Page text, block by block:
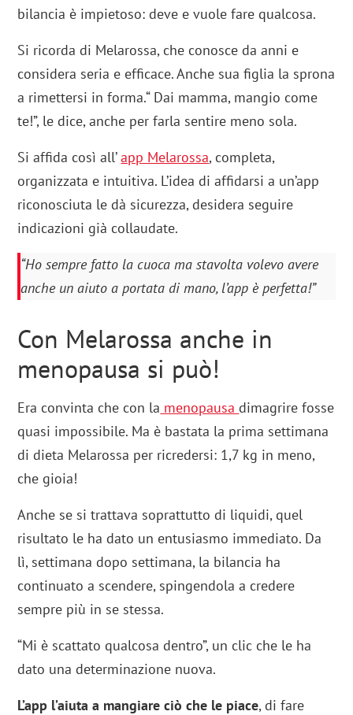
bilancia è impietoso: deve e vuole fare qualcosa.
Si ricorda di Melarossa, che conosce da anni e
considera seria e efficace. Anche sua figlia la sprona
a rimettersi in forma.“ Dai mamma, mangio come
te!”, le dice, anche per farla sentire meno sola.
Si affida così all’app Melarossa, completa,
organizzata e intuitiva. L’idea di affidarsi a un’app
riconosciuta le dà sicurezza, desidera seguire
indicazioni già collaudate.
“Ho sempre fatto la cuoca ma stavolta volevo avere
anche un aiuto a portata di mano, l’app è perfetta!”
Con Melarossa anche in
menopausa si può!
Era convinta che con la menopausa dimagrire fosse
quasi impossibile. Ma è bastata la prima settimana
di dieta Melarossa per ricredersi: 1,7 kg in meno,
che gioia!
Anche se si trattava soprattutto di liquidi, quel
risultato le ha dato un entusiasmo immediato. Da
lì, settimana dopo settimana, la bilancia ha
continuato a scendere, spingendola a credere
sempre più in se stessa.
“Mi è scattato qualcosa dentro”, un clic che le ha
dato una determinazione nuova.
L’app l’aiuta a mangiare ciò che le piace, di fare